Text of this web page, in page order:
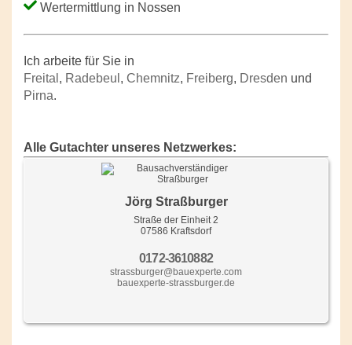
Wertermittlung in Nossen
Ich arbeite für Sie in
Freital , Radebeul , Chemnitz, Freiberg, Dresden und
Pirna.
Alle Gutachter unseres Netzwerkes:
Jörg Straßburger
Straße der Einheit 2
07586 Kraftsdorf
0172-3610882
strassburger@bauexperte.com
bauexperte-strassburger.de